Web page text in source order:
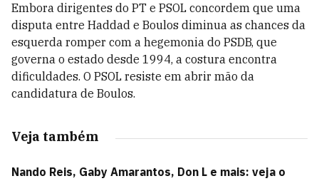
Embora dirigentes do PT e PSOL concordem que uma
disputa entre Haddad e Boulos diminua as chances da
esquerda romper com a hegemonia do PSDB, que
governa o estado desde 1994, a costura encontra
dificuldades. O PSOL resiste em abrir mão da
candidatura de Boulos.
Veja também
Nando Reis, Gaby Amarantos, Don L e mais: veja o